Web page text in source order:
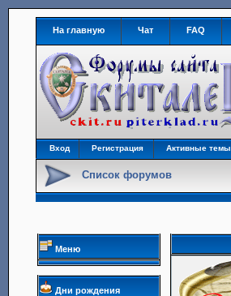
На главную Чат FAQ
Вход Регистрация Активные темы
Список форумов
Меню
Дни рождения